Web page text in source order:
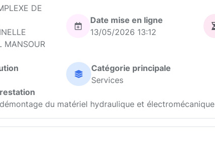
DE
MANSOUR
Date mise en ligne
13/05/2026 13:12
Catégorie principale
Services
du matériel hydraulique et électromécanique